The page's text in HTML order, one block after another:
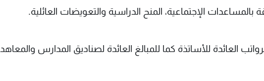
بالمساعدات الإجتماعية، المنح الدراسية والتعويضات العائلية.
العائدة للأساتذة كما للمبالغ العائدة لصناديق المدارس والمعاهد